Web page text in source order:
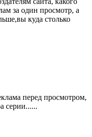
за один просмотр, а
куда столько
перед просмотром,
серии......